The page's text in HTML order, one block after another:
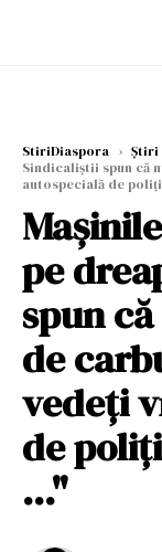
StiriDiaspora › Știri
Sindicaliștii spun că
autospecială de
pe
spun
de
vedeți
de
..."